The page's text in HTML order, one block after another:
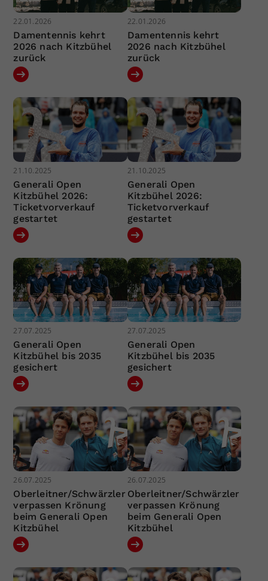
22.01.2026
Damentennis kehrt
2026 nach Kitzbühel
zurück
22.01.2026
Damentennis kehrt
2026 nach Kitzbühel
zurück
21.10.2025
Generali Open
Kitzbühel 2026:
Ticketvorverkauf
gestartet
21.10.2025
Generali Open
Kitzbühel 2026:
Ticketvorverkauf
gestartet
27.07.2025
Generali Open
Kitzbühel bis 2035
gesichert
27.07.2025
Generali Open
Kitzbühel bis 2035
gesichert
26.07.2025
Oberleitner/Schwärzler
verpassen Krönung
beim Generali Open
Kitzbühel
26.07.2025
Oberleitner/Schwärzler
verpassen Krönung
beim Generali Open
Kitzbühel